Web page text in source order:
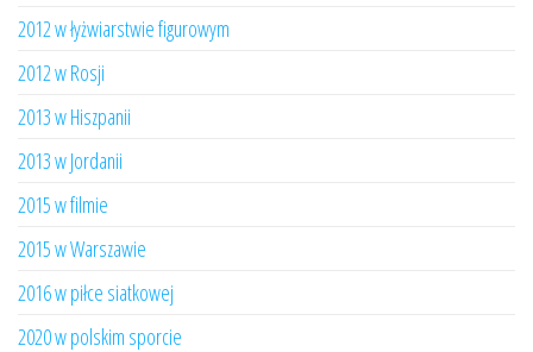
2012 w łyżwiarstwie figurowym
2012 w Rosji
2013 w Hiszpanii
2013 w Jordanii
2015 w filmie
2015 w Warszawie
2016 w piłce siatkowej
2020 w polskim sporcie